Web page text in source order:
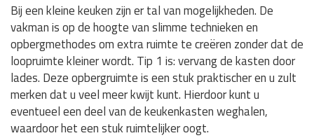
Bij een kleine keuken zijn er tal van mogelijkheden. De
vakman is op de hoogte van slimme technieken en
opbergmethodes om extra ruimte te creëren zonder dat de
loopruimte kleiner wordt. Tip 1 is: vervang de kasten door
lades. Deze opbergruimte is een stuk praktischer en u zult
merken dat u veel meer kwijt kunt. Hierdoor kunt u
eventueel een deel van de keukenkasten weghalen,
waardoor het een stuk ruimtelijker oogt.